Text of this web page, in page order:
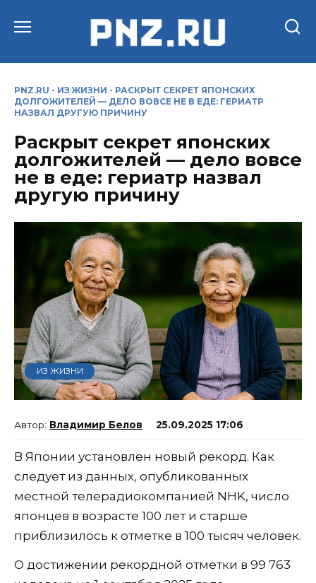
PNZ.RU - ИЗ ЖИЗНИ - РАСКРЫТ СЕКРЕТ ЯПОНСКИХ
ДОЛГОЖИТЕЛЕЙ — ДЕЛО ВОВСЕ НЕ В ЕДЕ: ГЕРИАТР
НАЗВАЛ ДРУГУЮ ПРИЧИНУ
Раскрыт секрет японских
долгожителей — дело вовсе
не в еде: гериатр назвал
другую причину
ИЗ ЖИЗНИ
Владимир Белов 25.09.2025 17:06
В Японии установлен новый рекорд. Как
следует из данных, опубликованных
местной телерадиокомпанией NHK, число
японцев в возрасте 100 лет и старше
приблизилось к отметке в 100 тысяч человек.
О достижении рекордной отметки в 99 763